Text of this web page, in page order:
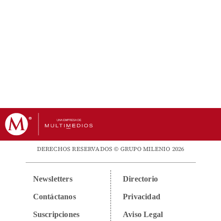
DERECHOS RESERVADOS © GRUPO MILENIO 2026
Newsletters
Contáctanos
Suscripciones
Directorio
Privacidad
Aviso Legal